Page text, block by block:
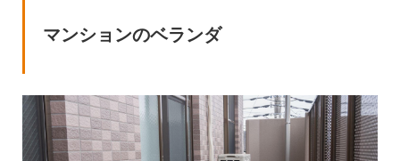
マンションのベランダ